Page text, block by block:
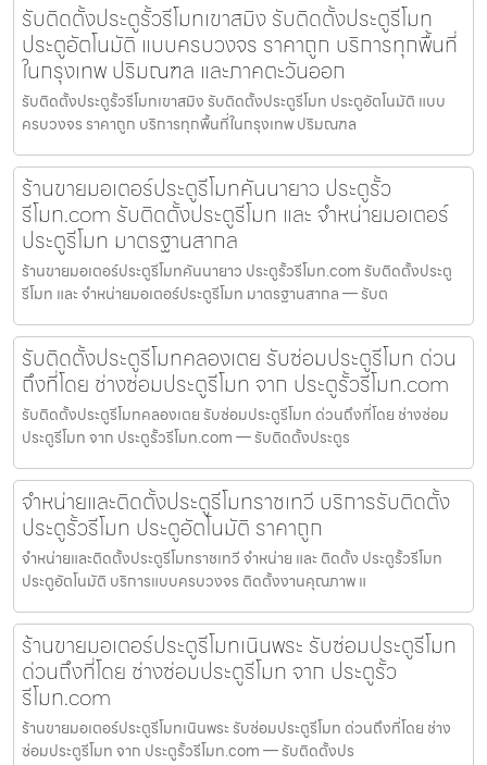
รับติดตั้งประตูรั้วรีโมทเขาสมิง รับติดตั้งประตูรีโมท
ประตูอัตโนมัติ แบบครบวงจร ราคาถูก บริการทุกพื้นที่
ในกรุงเทพ ปริมณฑล และภาคตะวันออก
รับติดตั้งประตูรั้วรีโมทเขาสมิง รับติดตั้งประตูรีโมท ประตูอัตโนมัติ แบบ
ครบวงจร ราคาถูก บริการทุกพื้นที่ในกรุงเทพ ปริมณฑล
ร้านขายมอเตอร์ประตูรีโมทคันนายาว ประตูรั้ว
รีโมท.com รับติดตั้งประตูรีโมท และ จำหน่ายมอเตอร์
ประตูรีโมท มาตรฐานสากล
ร้านขายมอเตอร์ประตูรีโมทคันนายาว ประตูรั้วรีโมท.com รับติดตั้งประตู
รีโมท และ จำหน่ายมอเตอร์ประตูรีโมท มาตรฐานสากล — รับต
รับติดตั้งประตูรีโมทคลองเตย รับซ่อมประตูรีโมท ด่วน
ถึงที่โดย ช่างซ่อมประตูรีโมท จาก ประตูรั้วรีโมท.com
รับติดตั้งประตูรีโมทคลองเตย รับซ่อมประตูรีโมท ด่วนถึงที่โดย ช่างซ่อม
ประตูรีโมท จาก ประตูรั้วรีโมท.com — รับติดตั้งประตูร
จำหน่ายและติดตั้งประตูรีโมทราชเทวี บริการรับติดตั้ง
ประตูรั้วรีโมท ประตูอัตโนมัติ ราคาถูก
จำหน่ายและติดตั้งประตูรีโมทราชเทวี จำหน่าย และ ติดตั้ง ประตูรั้วรีโมท
ประตูอัตโนมัติ บริการแบบครบวงจร ติดตั้งงานคุณภาพ แ
ร้านขายมอเตอร์ประตูรีโมทเนินพระ รับซ่อมประตูรีโมท
ด่วนถึงที่โดย ช่างซ่อมประตูรีโมท จาก ประตูรั้ว
รีโมท.com
ร้านขายมอเตอร์ประตูรีโมทเนินพระ รับซ่อมประตูรีโมท ด่วนถึงที่โดย ช่าง
ซ่อมประตูรีโมท จาก ประตูรั้วรีโมท.com — รับติดตั้งปร